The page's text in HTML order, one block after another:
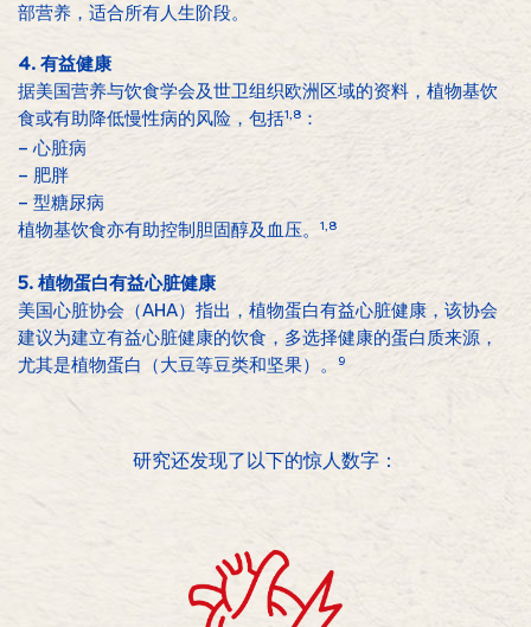
部营养，适合所有人生阶段。
4. 有益健康
据美国营养与饮食学会及世卫组织欧洲区域的资料，植物基饮
食或有助降低慢性病的风险，包括1,8 ：
– 心脏病
– 肥胖
– 型糖尿病
植物基饮食亦有助控制胆固醇及血压。
1,8
5. 植物蛋白有益心脏健康
美国心脏协会（AHA）指出，植物蛋白有益心脏健康，该协会
建议为建立有益心脏健康的饮食，多选择健康的蛋白质来源，
尤其是植物蛋白（大豆等豆类和坚果）。
9
研究还发现了以下的惊人数字：